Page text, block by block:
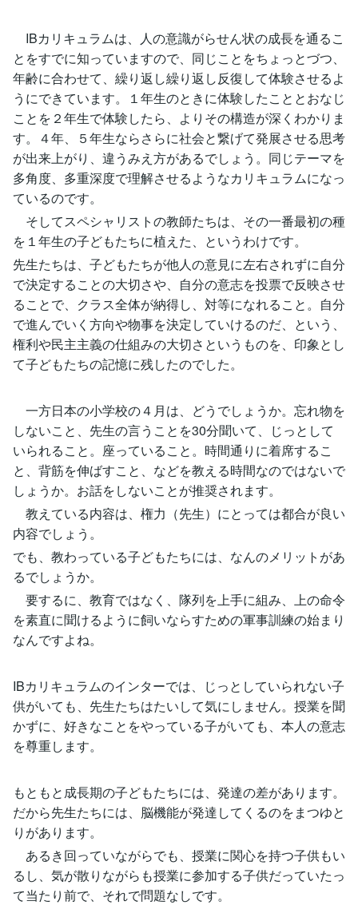
IBカリキュラムは、人の意識がらせん状の成長を通るこ
とをすでに知っていますので、同じことをちょっとづつ、
年齢に合わせて、繰り返し繰り返し反復して体験させるよ
うにできています。１年生のときに体験したこととおなじ
ことを２年生で体験したら、よりその構造が深くわかりま
す。４年、５年生ならさらに社会と繋げて発展させる思考
が出来上がり、違うみえ方があるでしょう。同じテーマを
多角度、多重深度で理解させるようなカリキュラムになっ
ているのです。
そしてスペシャリストの教師たちは、その一番最初の種
を１年生の子どもたちに植えた、というわけです。
先生たちは、子どもたちが他人の意見に左右されずに自分
で決定することの大切さや、自分の意志を投票で反映させ
ることで、クラス全体が納得し、対等になれること。自分
で進んでいく方向や物事を決定していけるのだ、という、
権利や民主主義の仕組みの大切さというものを、印象とし
て子どもたちの記憶に残したのでした。
一方日本の小学校の４月は、どうでしょうか。忘れ物を
しないこと、先生の言うことを30分聞いて、じっとして
いられること。座っていること。時間通りに着席するこ
と、背筋を伸ばすこと、などを教える時間なのではないで
しょうか。お話をしないことが推奨されます。
教えている内容は、権力（先生）にとっては都合が良い
内容でしょう。
でも、教わっている子どもたちには、なんのメリットがあ
るでしょうか。
要するに、教育ではなく、隊列を上手に組み、上の命令
を素直に聞けるように飼いならすための軍事訓練の始まり
なんですよね。
IBカリキュラムのインターでは、じっとしていられない子
供がいても、先生たちはたいして気にしません。授業を聞
かずに、好きなことをやっている子がいても、本人の意志
を尊重します。
もともと成長期の子どもたちには、発達の差があります。
だから先生たちには、脳機能が発達してくるのをまつゆと
りがあります。
あるき回っていながらでも、授業に関心を持つ子供もい
るし、気が散りながらも授業に参加する子供だっていたっ
て当たり前で、それで問題なしです。